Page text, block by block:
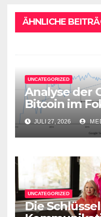
ÄHNLICHE
UNCATEGORIZED
Analyse der
Bitcoin im
JULI 27, 2026
UNCATEGORIZED
Die